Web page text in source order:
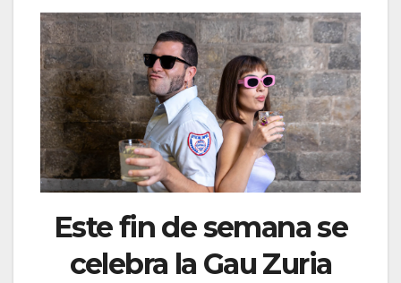
Este fin de semana se
celebra la Gau Zuria